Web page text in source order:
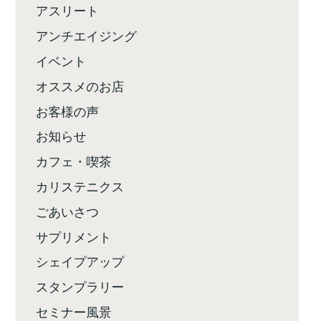
アスリート
アンチエイジング
イベント
オススメのお店
お客様の声
お知らせ
カフェ・喫茶
カリステニクス
ごあいさつ
サプリメント
シェイプアップ
スタンプラリー
セミナー風景